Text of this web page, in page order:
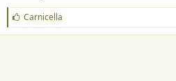
J
'
a
Carnicella